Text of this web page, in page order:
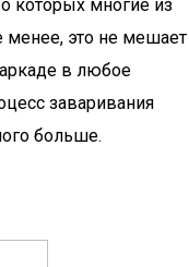
которых многие из
менее, это не мешает
в любое
заваривания
больше.